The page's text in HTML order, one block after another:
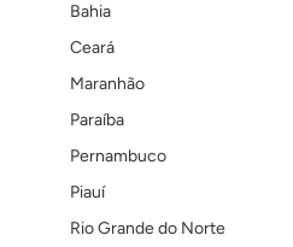
Bahia
Ceará
Maranhão
Paraíba
Pernambuco
Piauí
Rio Grande do Norte